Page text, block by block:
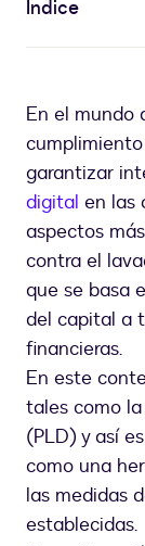
Índice
En el mundo
garantizar
digital en las
aspectos
contra el
que se basa
del capital a
financieras.
En este
tales como
(PLD) y así
como una
las medidas
establecidas.